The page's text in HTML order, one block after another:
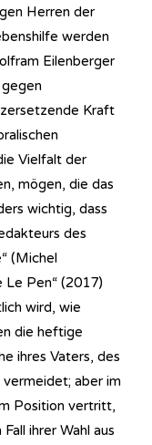
Herren der
werden
Eilenberger
Kraft
Vielfalt der
mögen, die das
wichtig, dass
des
(Michel
Le Pen“ (2017)
wird, wie
die heftige
ihres Vaters, des
aber im
Position vertritt,
ihrer Wahl aus